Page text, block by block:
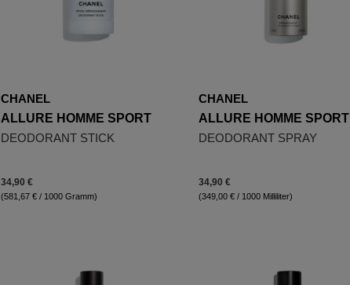
CHANEL
ALLURE HOMME SPORT
DEODORANT STICK
34,90 €
(581,67 € / 1000 Gramm)
CHANEL
ALLURE HOMME SPORT
DEODORANT SPRAY
34,90 €
(349,00 € / 1000 Milliliter)